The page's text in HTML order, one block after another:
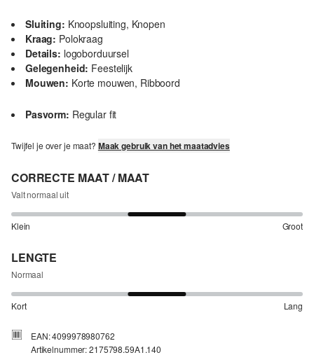
Sluiting: Knoopsluiting, Knopen
Kraag: Polokraag
Details: logoborduursel
Gelegenheid: Feestelijk
Mouwen: Korte mouwen, Ribboord
Pasvorm: Regular fit
Twijfel je over je maat? Maak gebruik van het maatadvies
CORRECTE MAAT / MAAT
Valt normaal uit
Klein Groot
LENGTE
Normaal
Kort Lang
EAN: 4099978980762
Artikelnummer: 2175798.59A1.140